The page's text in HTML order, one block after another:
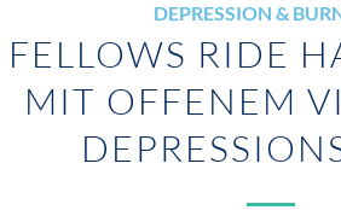
DEPRESSION &
FELLOWS RIDE
MIT OFFENEM